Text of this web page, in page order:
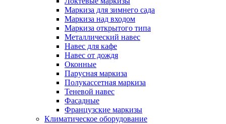
Маркиза для зимнего сада
Маркиза над входом
Маркиза открытого типа
Металлический навес
Навес для кафе
Навес от дождя
Оконные
Парусная маркиза
Полукассетная маркиза
Теневой навес
Фасадные
Французские маркизы
Климатическое оборудование